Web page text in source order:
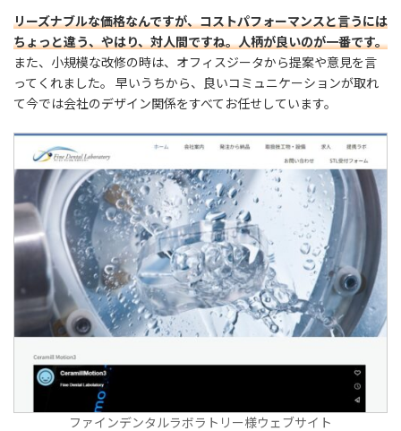
リーズナブルな価格なんですが、コストパフォーマンスと言うには
ちょっと違う、やはり、対人間ですね。人柄が良いのが一番です。
また、小規模な改修の時は、オフィスジータから提案や意見を言
ってくれました。 早いうちから、良いコミュニケーションが取れ
て今では会社のデザイン関係をすべてお任せしています。
ファインデンタルラボラトリー様ウェブサイト